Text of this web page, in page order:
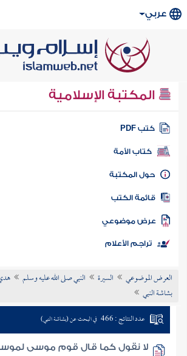
عربي
المكتبة الإسلامية
كتب PDF
كتاب الأمة
المكتبة
الكتب
موضوعي
تراجم الأعلام
العرض الموضوعي السيرة النبي صلى الله عليه وسلم
بشاشة النبي
عدد النتائج : 466 في البحث عن (بشاشة النبي)
لا نقول كما قال قوم موسى